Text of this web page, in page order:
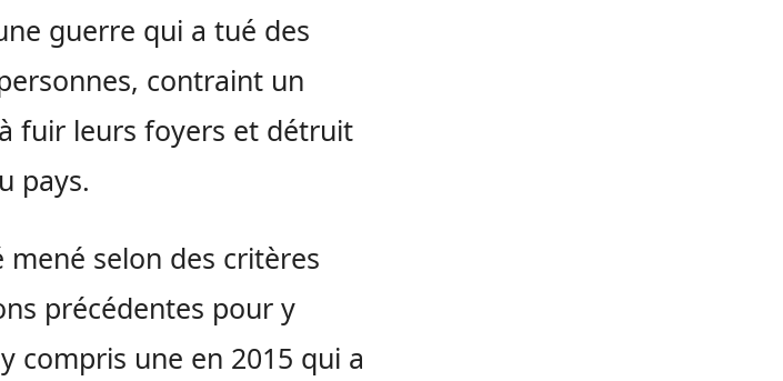
guerre qui a tué des
contraint un
fuir leurs foyers et détruit
pays.
selon des critères
précédentes pour y
compris une en 2015 qui a